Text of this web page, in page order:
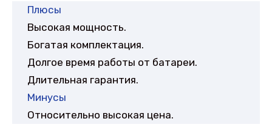
Плюсы
Высокая мощность.
Богатая комплектация.
Долгое время работы от батареи.
Длительная гарантия.
Минусы
Относительно высокая цена.